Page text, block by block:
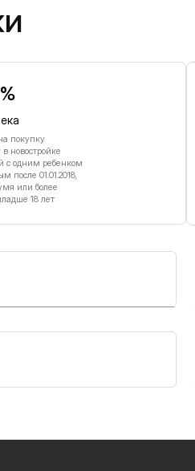
покупку
новостройке
с одним ребенком
после 01.01.2018,
или более
18 лет